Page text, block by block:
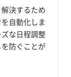
解決するため
自動化しま
な日程調整
防ぐことが